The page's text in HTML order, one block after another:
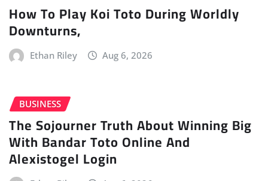
How To Play Koi Toto During Worldly
Downturns,
Ethan Riley Aug 6, 2026
BUSINESS
The Sojourner Truth About Winning Big
With Bandar Toto Online And
Alexistogel Login